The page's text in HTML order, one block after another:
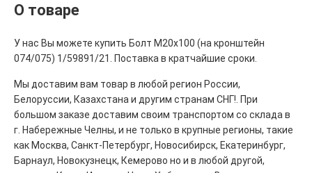
О товаре
У нас Вы можете купить Болт М20х100 (на кронштейн
074/075) 1/59891/21. Поставка в кратчайшие сроки.
Мы доставим вам товар в любой регион России,
Белоруссии, Казахстана и другим странам СНГ!. При
большом заказе доставим своим транспортом со склада в
г. Набережные Челны, и не только в крупные регионы, такие
как Москва, Санкт-Петербург, Новосибирск, Екатеринбург,
Барнаул, Новокузнецк, Кемерово но и в любой другой,